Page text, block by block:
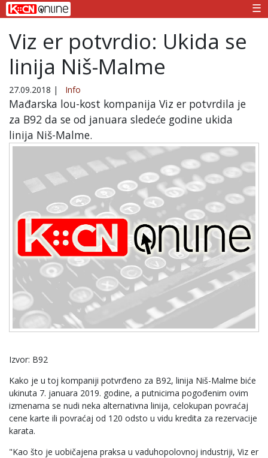
☰
Viz er potvrdio: Ukida se
linija Niš-Malme
27.09.2018 | Info
Mađarska lou-kost kompanija Viz er potvrdila je
za B92 da se od januara sledeće godine ukida
linija Niš-Malme.
Izvor: B92
Kako je u toj kompaniji potvrđeno za B92, linija Niš-Malme biće
ukinuta 7. januara 2019. godine, a putnicima pogođenim ovim
izmenama se nudi neka alternativna linija, celokupan povraćaj
cene karte ili povraćaj od 120 odsto u vidu kredita za rezervacije
karata.
"Kao što je uobičajena praksa u vaduhopolovnoj industriji, Viz er